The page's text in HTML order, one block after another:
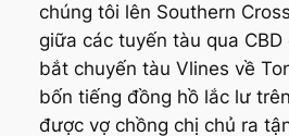
chúng tôi lên Southern
giữa các tuyến tàu qua
bắt chuyến tàu Vlines về
bốn tiếng đồng hồ lắc lư
được vợ chồng chị chủ ra